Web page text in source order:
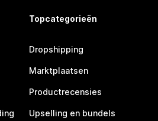
Topcategorieën
Dropshipping
Marktplaatsen
Productrecensies
Upselling en bundels